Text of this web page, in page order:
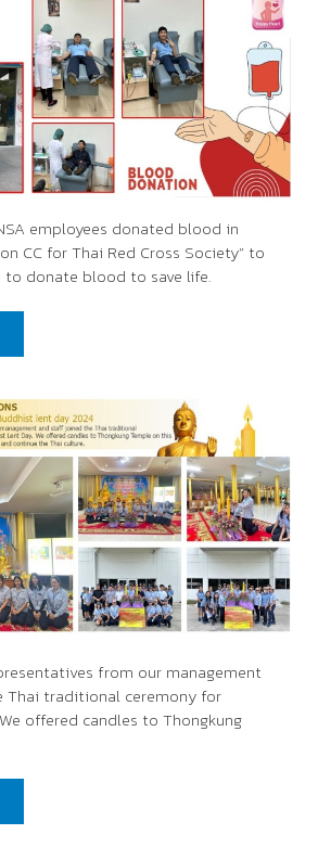
employees donated blood in
CC for Thai Red Cross Society” to
to donate blood to save life.
from our management
traditional ceremony for
offered candles to Thongkung